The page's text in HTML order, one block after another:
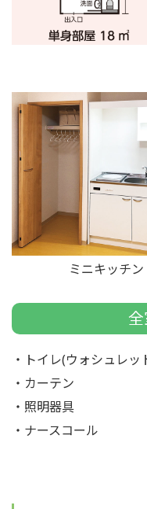
ミニキッチ
トイレ(ウォシュレッ
カーテン
照明器具
ナースコール